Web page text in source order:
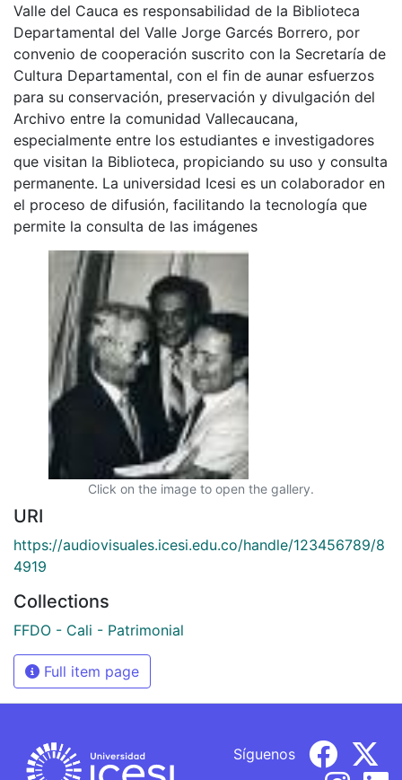
Valle del Cauca es responsabilidad de la Biblioteca
Departamental del Valle Jorge Garcés Borrero, por
convenio de cooperación suscrito con la Secretaría de
Cultura Departamental, con el fin de aunar esfuerzos
para su conservación, preservación y divulgación del
Archivo entre la comunidad Vallecaucana,
especialmente entre los estudiantes e investigadores
que visitan la Biblioteca, propiciando su uso y consulta
permanente. La universidad Icesi es un colaborador en
el proceso de difusión, facilitando la tecnología que
permite la consulta de las imágenes
Click on the image to open the gallery.
URI
https://audiovisuales.icesi.edu.co/handle/123456789/8
4919
Collections
FFDO - Cali - Patrimonial
Full item page
Síguenos